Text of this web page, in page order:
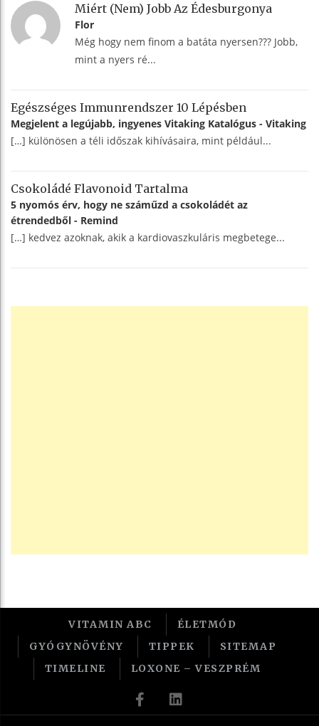
Miért (nem) Jobb Az Édesburgonya
Flor
Még hogy nem finom a batáta nyersen??? Jobb,
mint a nyers ré...
Egészséges Immunrendszer 10 Lépésben
Megjelent a legújabb, ingyenes Vitaking Katalógus - Vitaking
[…] különösen a téli időszak kihívásaira, mint például...
Csokoládé Flavonoid Tartalma
5 nyomós érv, hogy ne száműzd a csokoládét az
étrendedből - Remind
[…] kedvez azoknak, akik a kardiovaszkuláris megbetege...
VITAMIN ABC
ÉLETMÓD
GYÓGYNÖVÉNY
TIPPEK
SITEMAP
TIMELINE
LOXONE – VESZPRÉM